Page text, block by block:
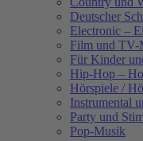
Deutscher
Electronic –
Film und TV-
Für Kinder
Hip-Hop –
Hörspiele /
Instrumental
Party und
Pop-Musik